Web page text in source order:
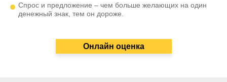
Спрос и предложение – чем больше желающих на один
денежный знак, тем он дороже.
Онлайн оценка